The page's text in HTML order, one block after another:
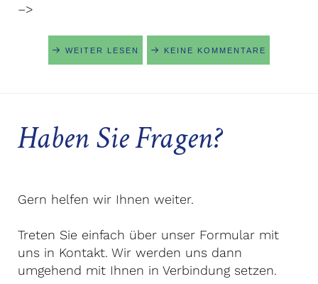
–>
WEITER LESEN KEINE KOMMENTARE
Haben Sie Fragen?
Gern helfen wir Ihnen weiter.
Treten Sie einfach über unser Formular mit
uns in Kontakt. Wir werden uns dann
umgehend mit Ihnen in Verbindung setzen.